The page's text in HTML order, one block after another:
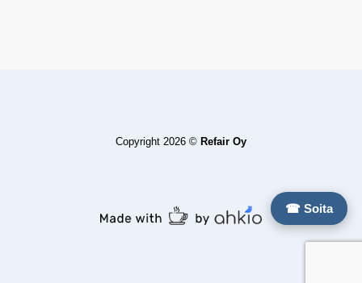
☎ Soita
Copyright 2026 © Refair Oy